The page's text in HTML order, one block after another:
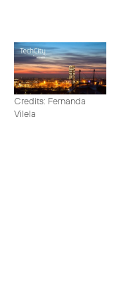
Credits: Fernanda
Vilela